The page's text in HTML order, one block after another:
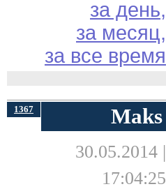
за день,
за месяц,
за все время
1367 Maks
30.05.2014 |
17:04:25